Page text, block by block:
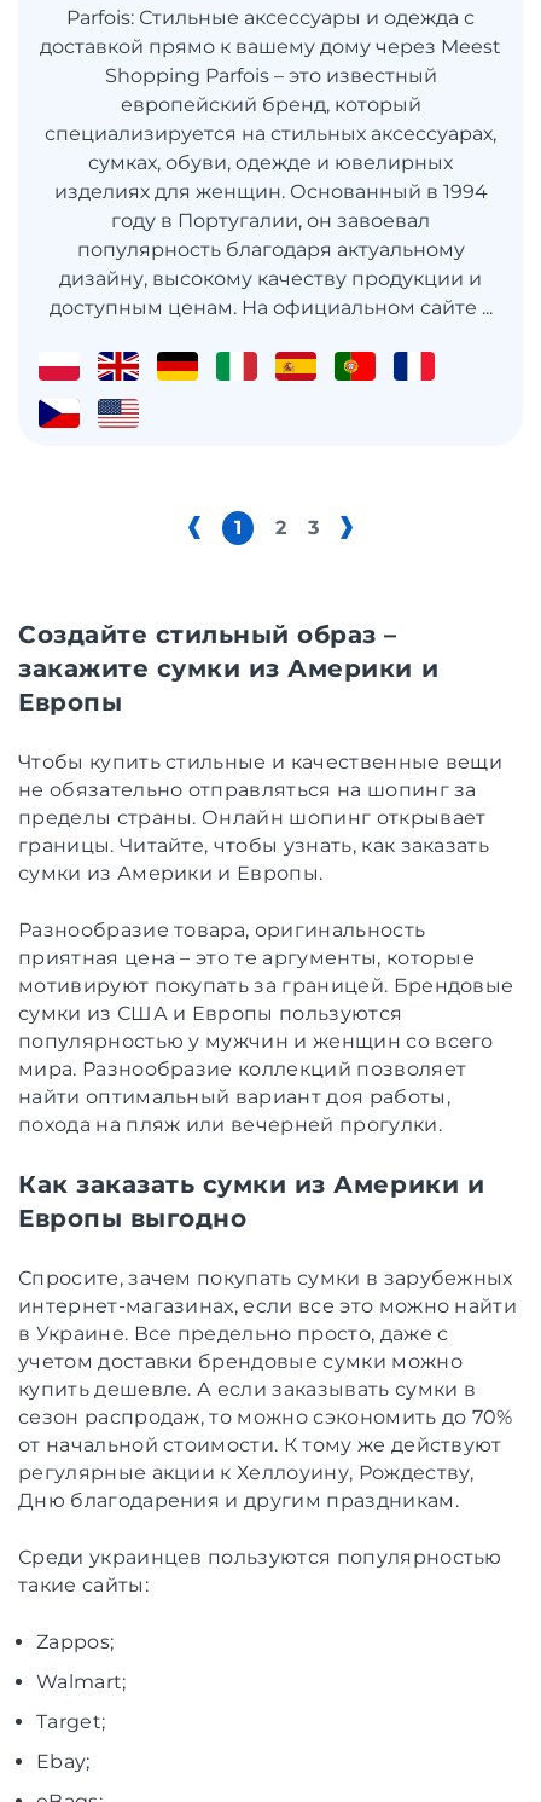
Parfois: Стильные аксессуары и одежда с
доставкой прямо к вашему дому через Meest
Shopping Parfois – это известный
европейский бренд, который
специализируется на стильных аксессуарах,
сумках, обуви, одежде и ювелирных
изделиях для женщин. Основанный в 1994
году в Португалии, он завоевал
популярность благодаря актуальному
дизайну, высокому качеству продукции и
доступным ценам. На официальном сайте ...
1 2 3
Создайте стильный образ –
закажите сумки из Америки и
Европы
Чтобы купить стильные и качественные вещи
не обязательно отправляться на шопинг за
пределы страны. Онлайн шопинг открывает
границы. Читайте, чтобы узнать, как заказать
сумки из Америки и Европы.
Разнообразие товара, оригинальность
приятная цена – это те аргументы, которые
мотивируют покупать за границей. Брендовые
сумки из США и Европы пользуются
популярностью у мужчин и женщин со всего
мира. Разнообразие коллекций позволяет
найти оптимальный вариант доя работы,
похода на пляж или вечерней прогулки.
Как заказать сумки из Америки и
Европы выгодно
Спросите, зачем покупать сумки в зарубежных
интернет-магазинах, если все это можно найти
в Украине. Все предельно просто, даже с
учетом доставки брендовые сумки можно
купить дешевле. А если заказывать сумки в
сезон распродаж, то можно сэкономить до 70%
от начальной стоимости. К тому же действуют
регулярные акции к Хеллоуину, Рождеству,
Дню благодарения и другим праздникам.
Среди украинцев пользуются популярностью
такие сайты:
Zappos;
Walmart;
Target;
Ebay;